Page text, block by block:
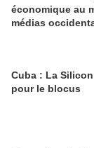
économique au
médias
Cuba : La
pour le blocus